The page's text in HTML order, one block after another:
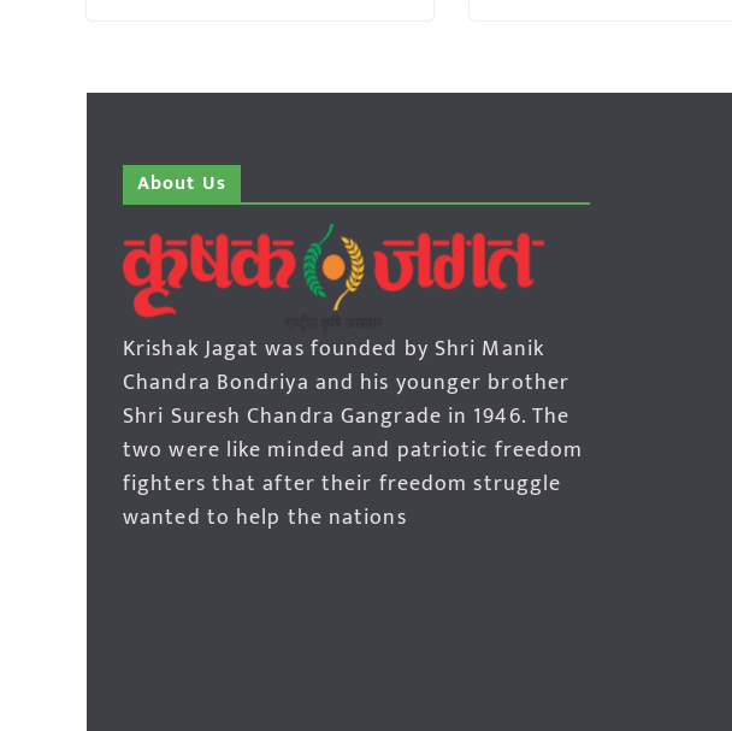
About Us
Krishak Jagat was founded by Shri Manik
Chandra Bondriya and his younger brother
Shri Suresh Chandra Gangrade in 1946. The
two were like minded and patriotic freedom
fighters that after their freedom struggle
wanted to help the nations